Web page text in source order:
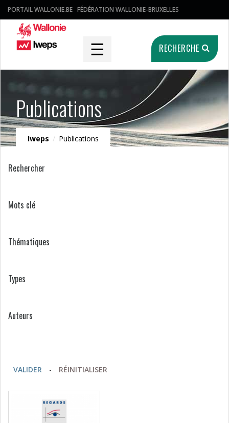
PORTAIL WALLONIE.BE FÉDÉRATION WALLONIE-BRUXELLES
☰ RECHERCHE
Publications
Iweps / Publications
Rechercher
Mots clé
Thématiques
Types
Auteurs
VALIDER - RÉINITIALISER